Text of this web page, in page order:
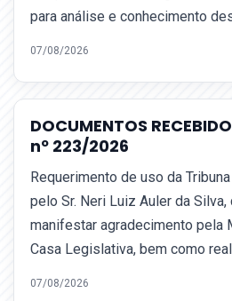
para análise e conhecimento
07/08/2026
DOCUMENTOS
nº 223/2026
Requerimento de uso da
pelo Sr. Neri Luiz Auler da
manifestar agradecimento pela
Casa Legislativa, bem como
07/08/2026